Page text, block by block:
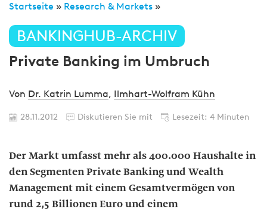
Startseite » Research & Markets »
BANKINGHUB-ARCHIV
Private Banking im Umbruch
Von Dr. Katrin Lumma, Ilmhart-Wolfram Kühn
28.11.2012 Diskutieren Sie mit Lesezeit: 4 Minuten
Der Markt umfasst mehr als 400.000 Haushalte in
den Segmenten Private Banking und Wealth
Management mit einem Gesamtvermögen von
rund 2,5 Billionen Euro und einem